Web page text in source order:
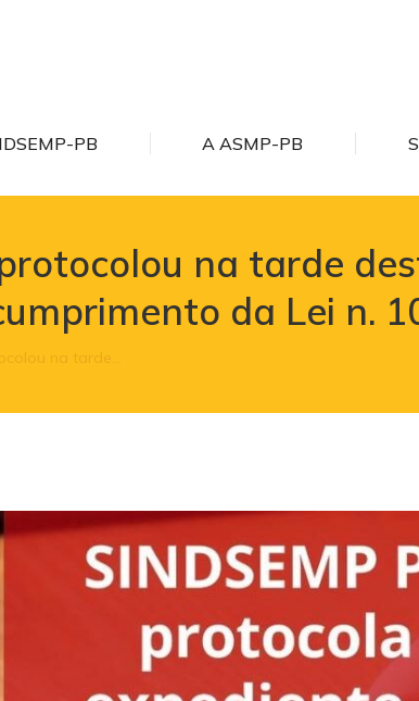
PB A ASMP-PB
na tarde
da Lei n.
na tarde…